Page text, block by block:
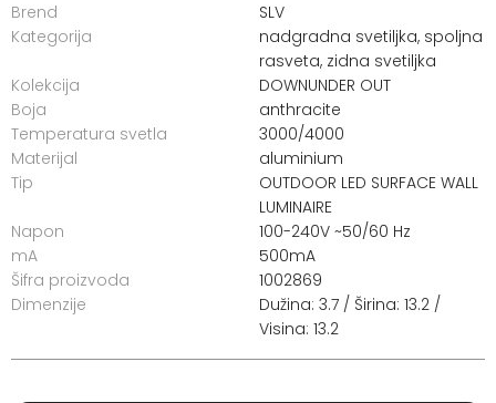
Brend
SLV
Kategorija
nadgradna svetiljka, spoljna
rasveta, zidna svetiljka
Kolekcija
DOWNUNDER OUT
Boja
anthracite
Temperatura svetla
3000/4000
Materijal
aluminium
Tip
OUTDOOR LED SURFACE WALL
LUMINAIRE
Napon
100-240V ~50/60 Hz
mA
500mA
Šifra proizvoda
1002869
Dimenzije
Dužina: 3.7 / Širina: 13.2 /
Visina: 13.2